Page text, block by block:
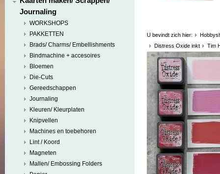
Journaling
WORKSHOPS
PAKKETTEN
Brads/ Charms/ Embellishments
Bindmachine + accesoires
Bloemen
Die-Cuts
Gereedschappen
Journaling
Kleuren/ Kleurplaten
Knipvellen
Machines en toebehoren
Lint / Koord
Magneten
Mallen/ Embossing Folders
U bevindt zich hier:
Distress Oxide inkt
Tim